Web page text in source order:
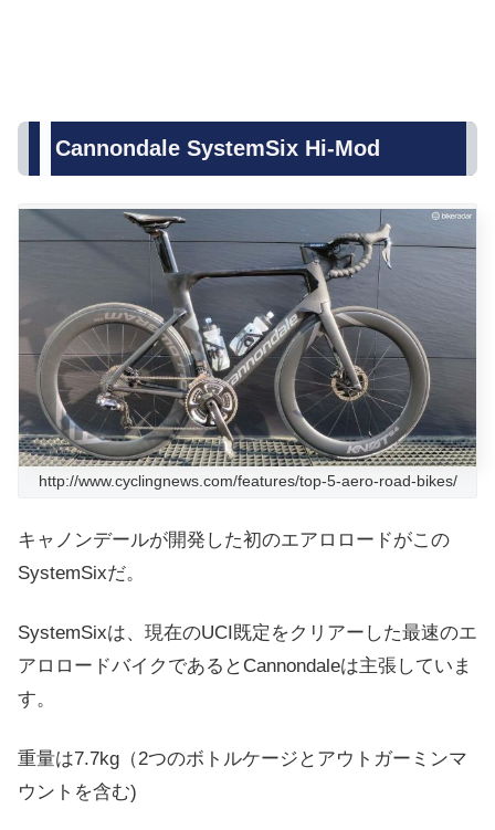
Cannondale SystemSix Hi-Mod
http://www.cyclingnews.com/features/top-5-aero-road-bikes/
キャノンデールが開発した初のエアロロードがこの
SystemSixだ。
SystemSixは、現在のUCI既定をクリアーした最速のエ
アロロードバイクであるとCannondaleは主張していま
す。
重量は7.7kg （2つのボトルケージとアウトガーミンマ
ウントを含む)